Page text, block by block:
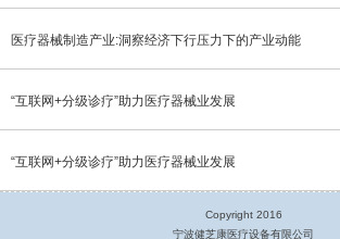
医疗器械制造产业:洞察经济下行压力下的产业动能
“互联网+分级诊疗”助力医疗器械业发展
“互联网+分级诊疗”助力医疗器械业发展
Copyright 2016
宁波健芝康医疗设备有限公司